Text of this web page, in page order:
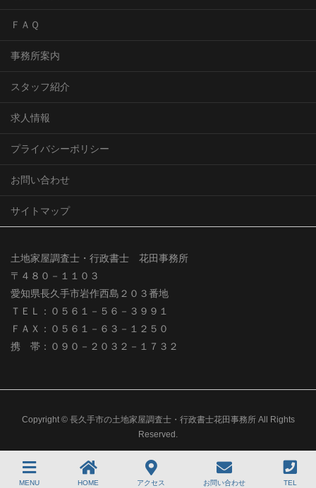
ＦＡＱ
事務所案内
スタッフ紹介
求人情報
プライバシーポリシー
お問い合わせ
サイトマップ
土地家屋調査士・行政書士 花田事務所
〒４８０－１１０３
愛知県長久手市岩作西島２０３番地
ＴＥＬ：０５６１－５６－３９９１
ＦＡＸ：０５６１－６３－１２５０
携 帯：０９０－２０３２－１７３２
Copyright © 長久手市の土地家屋調査士・行政書士花田事務所 All Rights
Reserved.
MENU HOME アクセス お問い合わせ TEL